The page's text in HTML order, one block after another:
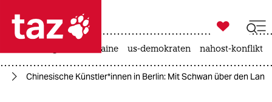
 taz zahl ich
taz zahl ich

taz zahl ich
krieg in der ukraine us-demokraten nahost-konflikt
Chinesische Künst­le­r*in­nen in Berlin: Mit Schwan über den